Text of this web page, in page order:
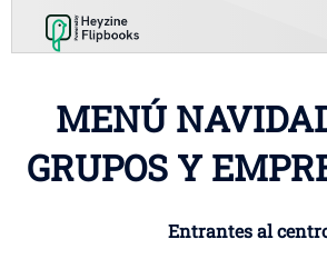
MENÚ
GRUPOS Y
Entrantes al